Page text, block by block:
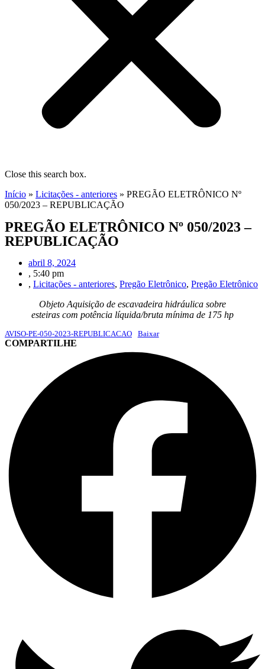
Close this search box.
Início » Licitações - anteriores » PREGÃO ELETRÔNICO Nº
050/2023 – REPUBLICAÇÃO
PREGÃO ELETRÔNICO Nº 050/2023 –
REPUBLICAÇÃO
abril 8, 2024
, 5:40 pm
, Licitações - anteriores, Pregão Eletrônico, Pregão Eletrônico
Objeto Aquisição de escavadeira hidráulica sobre
esteiras com potência líquida/bruta mínima de 175 hp
AVISO-PE-050-2023-REPUBLICACAO Baixar
COMPARTILHE